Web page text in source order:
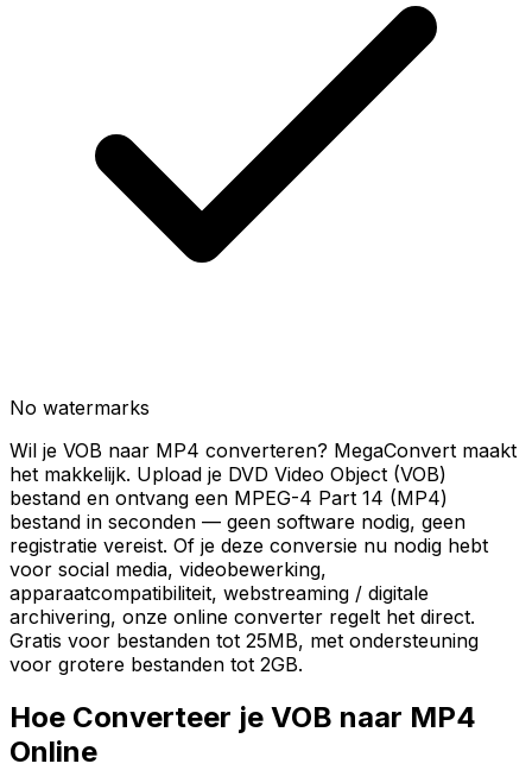
No watermarks
Wil je VOB naar MP4 converteren? MegaConvert maakt
het makkelijk. Upload je DVD Video Object (VOB)
bestand en ontvang een MPEG-4 Part 14 (MP4)
bestand in seconden — geen software nodig, geen
registratie vereist. Of je deze conversie nu nodig hebt
voor social media, videobewerking,
apparaatcompatibiliteit, webstreaming / digitale
archivering, onze online converter regelt het direct.
Gratis voor bestanden tot 25MB, met ondersteuning
voor grotere bestanden tot 2GB.
Hoe Converteer je VOB naar MP4
Online